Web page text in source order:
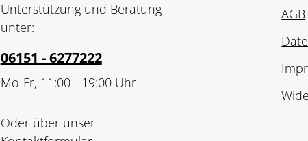
Unterstützung und Beratung
unter:
06151 - 6277222
Mo-Fr, 11:00 - 19:00 Uhr
Oder über unser
AGB